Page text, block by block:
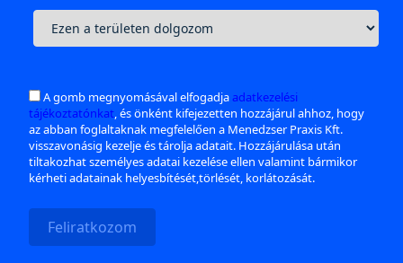
A gomb megnyomásával elfogadjaadatkezelési
tájékoztatónkat, és önként kifejezetten hozzájárul ahhoz, hogy
az abban foglaltaknak megfelelően a Menedzser Praxis Kft.
visszavonásig kezelje és tárolja adatait. Hozzájárulása után
tiltakozhat személyes adatai kezelése ellen valamint bármikor
kérheti adatainak helyesbítését,törlését, korlátozását.
Feliratkozom